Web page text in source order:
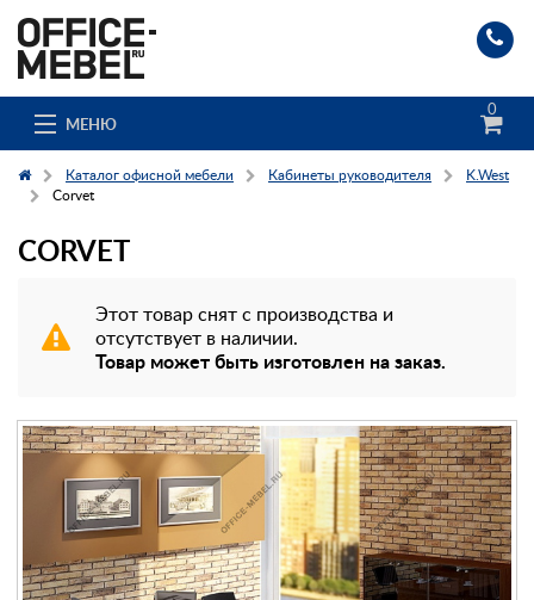
МЕНЮ
0
Каталог
Доставка и сборка
Клиенты
Заказ каталога
Контакты
Каталог офисной мебели Кабинеты руководителя
K.West
Corvet
CORVET
Этот товар снят с производства и
отсутствует в наличии.
Товар может быть изготовлен на заказ.